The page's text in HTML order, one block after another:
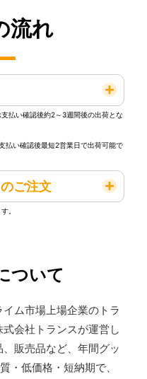
流れ
払い確認後約2～3週間後の出荷とな
払い確認後最短2営業日で出荷可能で
ご注文
。
ついて
イム市場上場企業のトラ
会社トランスが運営し
販売品など、年間グッ
・低価格・短納期で、